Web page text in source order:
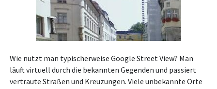
Wie nutzt man typischerweise Google Street View? Man
läuft virtuell durch die bekannten Gegenden und passiert
vertraute Straßen und Kreuzungen. Viele unbekannte Orte